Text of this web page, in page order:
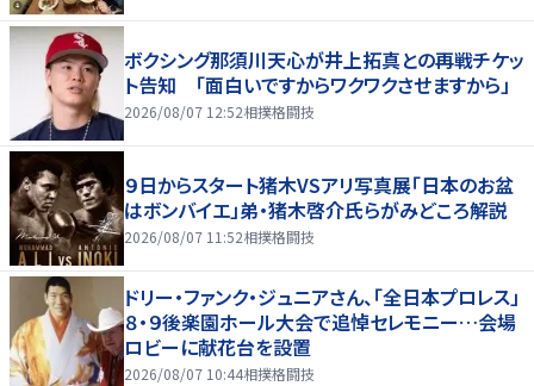
ボクシング那須川天心が井上拓真との再戦チケッ
ト告知 「面白いですからワクワクさせますから」
2026/08/07 12:52相撲格闘技
９日からスタート猪木VSアリ写真展「日本のお盆
はボンバイエ」弟・猪木啓介氏らがみどころ解説
2026/08/07 11:52相撲格闘技
ドリー・ファンク・ジュニアさん、「全日本プロレス」
８・９後楽園ホール大会で追悼セレモニー…会場
ロビーに献花台を設置
2026/08/07 10:44相撲格闘技